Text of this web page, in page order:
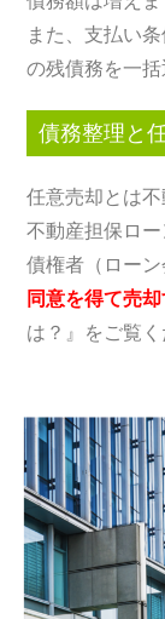
また、支払い
の残債務を一括
債務整理と
任意売却とは
不動産担保ロー
債権者（ローン
同意を得て売
は？』をご覧く